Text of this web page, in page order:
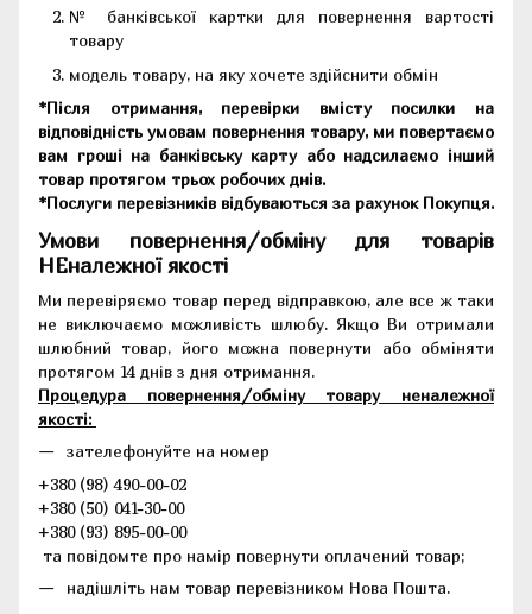
№ банківської картки для повернення вартості
товару
модель товару, на яку хочете здійснити обмін
*Після отримання, перевірки вмісту посилки на
відповідність умовам повернення товару, ми повертаємо
вам гроші на банківську карту або надсилаємо інший
товар протягом трьох робочих днів.
*Послуги перевізників відбуваються за рахунок Покупця.
Умови повернення/обміну для товарів
НЕналежної якості
Ми перевіряємо товар перед відправкою, але все ж таки
не виключаємо можливість шлюбу. Якщо Ви отримали
шлюбний товар, його можна повернути або обміняти
протягом 14 днів з дня отримання.
Процедура повернення/обміну товару неналежної
якості:
зателефонуйте на номер
+380 (98) 490-00-02
+380 (50) 041-30-00
+380 (93) 895-00-00
та повідомте про намір повернути оплачений товар;
надішліть нам товар перевізником Нова Пошта.